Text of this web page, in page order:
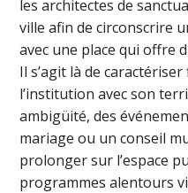
les architectes de
ville afin de circonscrire
avec une place qui offre
Il s’agit là de
l’institution avec son
ambigüité, des
mariage ou un conseil
prolonger sur l’espace
programmes alentours